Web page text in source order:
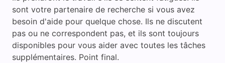
sont votre partenaire de recherche si vous avez
besoin d'aide pour quelque chose. Ils ne discutent
pas ou ne correspondent pas, et ils sont toujours
disponibles pour vous aider avec toutes les tâches
supplémentaires. Point final.